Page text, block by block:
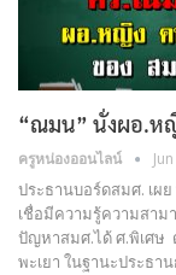
“ณมน” นั่งผอ.ห
ครูหน่องออนไลน์
ประธานบอร์ดสมศ. เผ
เชื่อมีความรู้ความสาม
ปัญหาสมศ.ได้ ศ.พิเศษ
พะเยา ในฐานะประธา